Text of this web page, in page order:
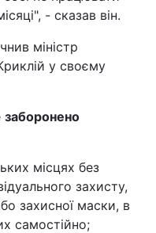
- сказав він.
міністр
у своєму
заборонено
місцях без
захисту,
захисної маски, в
самостійно;